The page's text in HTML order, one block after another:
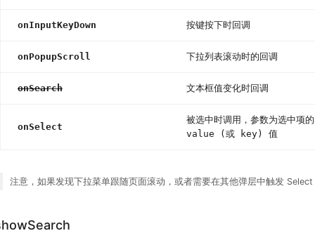
onInputKeyDown 按键按下时回调
onPopupScroll 下拉列表滚动时的回调
onSearch 文本框值变化时回调
onSelect
被选中时调用，参数为选中项的
value (或 key) 值
注意，如果发现下拉菜单跟随页面滚动，或者需要在其他弹层中触发